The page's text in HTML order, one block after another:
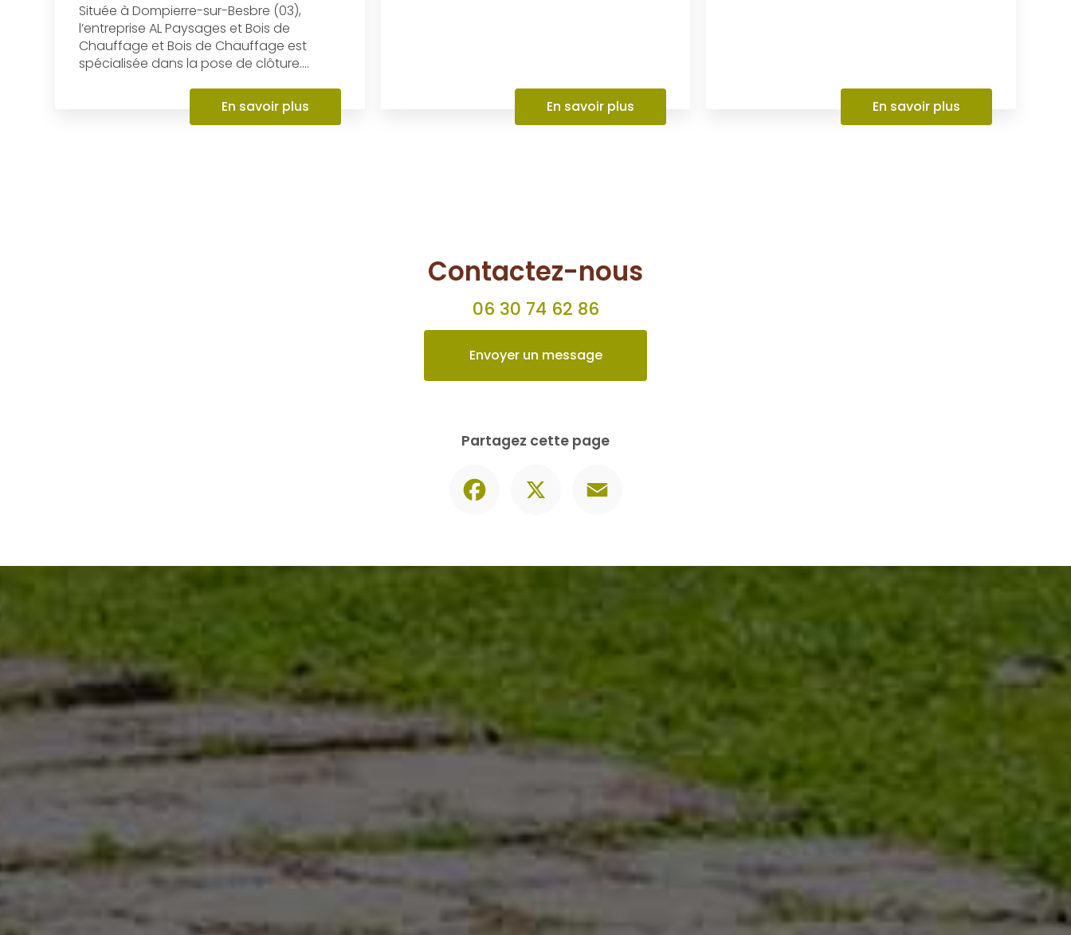
Située à Dompierre-sur-Besbre (03),
l’entreprise AL Paysages et Bois de
Chauffage et Bois de Chauffage est
spécialisée dans la pose de clôture....
En savoir plus En savoir plus En savoir plus
Contactez-nous
06 30 74 62 86
Envoyer un message
Partagez cette page